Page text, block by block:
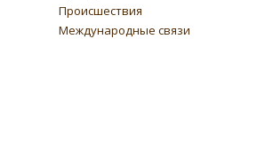
Происшествия
Международные связи